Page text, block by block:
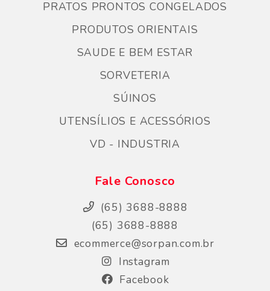
PRATOS PRONTOS CONGELADOS
PRODUTOS ORIENTAIS
SAUDE E BEM ESTAR
SORVETERIA
SÚINOS
UTENSÍLIOS E ACESSÓRIOS
VD - INDUSTRIA
Fale Conosco
(65) 3688-8888
(65) 3688-8888
ecommerce@sorpan.com.br
Instagram
Facebook